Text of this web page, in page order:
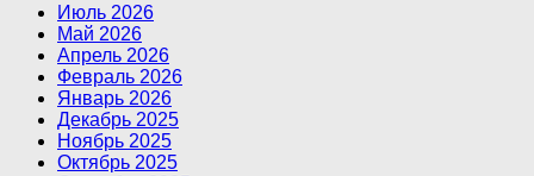
Июль 2026
Май 2026
Апрель 2026
Февраль 2026
Январь 2026
Декабрь 2025
Ноябрь 2025
Октябрь 2025